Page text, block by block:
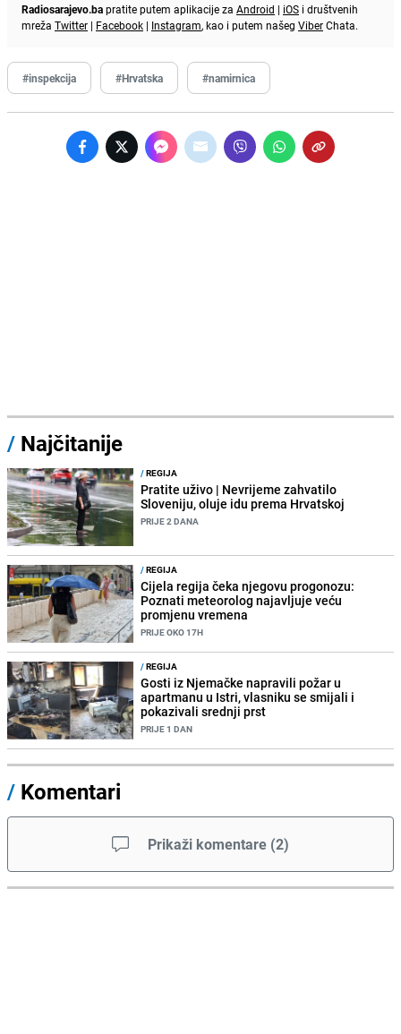
Radiosarajevo.bapratite putem aplikacije za Android | iOS i društvenih
mreža Twitter | Facebook | Instagram, kao i putem našeg ViberChata.
#inspekcija #Hrvatska #namirnica
/ Najčitanije
/REGIJA
Pratite uživo | Nevrijeme zahvatilo
Sloveniju, oluje idu prema Hrvatskoj
PRIJE 2 DANA
/REGIJA
Cijela regija čeka njegovu progonozu:
Poznati meteorolog najavljuje veću
promjenu vremena
PRIJE OKO 17H
/REGIJA
Gosti iz Njemačke napravili požar u
apartmanu u Istri, vlasniku se smijali i
pokazivali srednji prst
PRIJE 1 DAN
/ Komentari
Prikaži komentare (2)